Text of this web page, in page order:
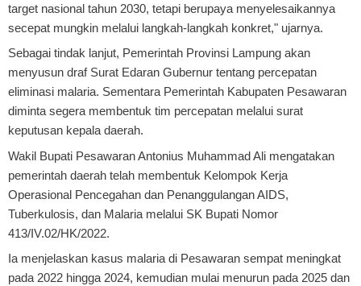
target nasional tahun 2030, tetapi berupaya menyelesaikannya
secepat mungkin melalui langkah-langkah konkret," ujarnya.
Sebagai tindak lanjut, Pemerintah Provinsi Lampung akan
menyusun draf Surat Edaran Gubernur tentang percepatan
eliminasi malaria. Sementara Pemerintah Kabupaten Pesawaran
diminta segera membentuk tim percepatan melalui surat
keputusan kepala daerah.
Wakil Bupati Pesawaran Antonius Muhammad Ali mengatakan
pemerintah daerah telah membentuk Kelompok Kerja
Operasional Pencegahan dan Penanggulangan AIDS,
Tuberkulosis, dan Malaria melalui SK Bupati Nomor
413/IV.02/HK/2022.
Ia menjelaskan kasus malaria di Pesawaran sempat meningkat
pada 2022 hingga 2024, kemudian mulai menurun pada 2025 dan